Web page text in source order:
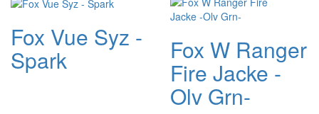
Fox Vue Syz -
Spark Fox W Ranger
Fire Jacke -
Olv Grn-